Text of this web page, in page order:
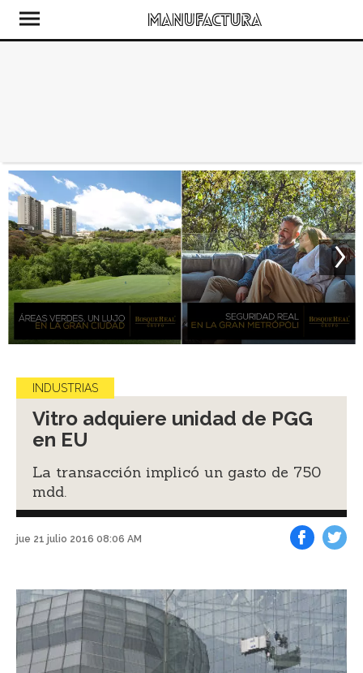
INDUSTRIAS
Vitro adquiere unidad de PGG
en EU
La transacción implicó un gasto de 750
mdd.
jue 21 julio 2016 08:06 AM